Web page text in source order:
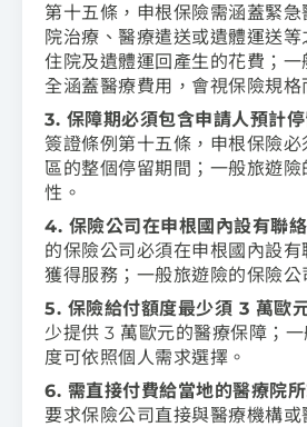
第十五條，申根保險需涵蓋緊
院治療、醫療遣送或遺體運送
住院及遺體運回產生的花費；
全涵蓋醫療費用，會視保險規格
3. 保障期必須包含申請人預計停
簽證條例第十五條，申根保險
區的整個停留期間；一般旅遊
性。
4. 保險公司在申根國內設有聯絡
的保險公司必須在申根國內設
獲得服務；一般旅遊險的保險公
5. 保險給付額度最少須 3 萬歐元
少提供 3 萬歐元的醫療保障；
度可依照個人需求選擇。
6. 需直接付費給當地的醫療院所
要求保險公司直接與醫療機構